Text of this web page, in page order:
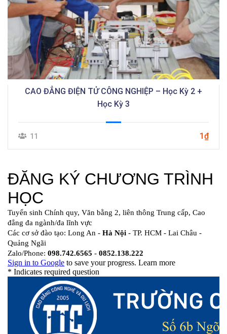
CAO ĐẲNG ĐIỆN TỬ CÔNG NGHIỆP – Học Kỳ 2 +
Học Kỳ 3
11 1₫